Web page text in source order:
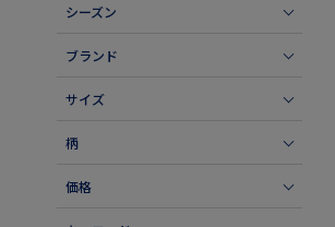
シーズン
ブランド
サイズ
柄
価格